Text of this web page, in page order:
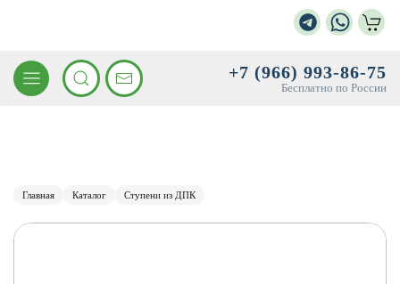
+7 (966) 993-86-75
Бесплатно по России
Главная Каталог Ступени из ДПК